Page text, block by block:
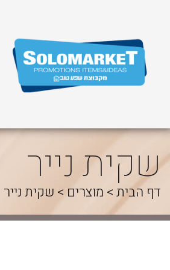
שקית נייר
דף הבית> מוצרים > שקית נייר